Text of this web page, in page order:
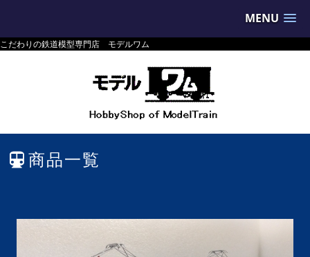
MENU
こだわりの鉄道模型専門店 モデルワム
商品一覧